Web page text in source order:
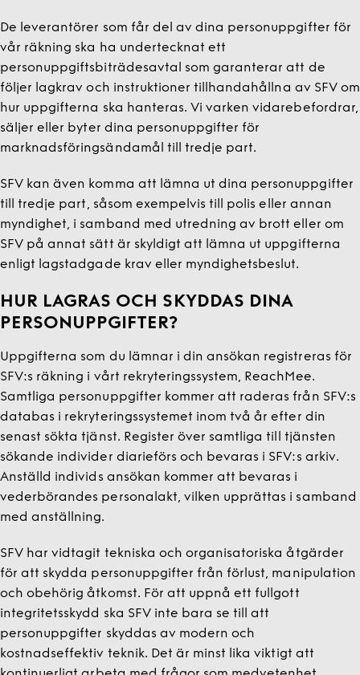
De leverantörer som får del av dina personuppgifter för
vår räkning ska ha undertecknat ett
personuppgiftsbiträdesavtal som garanterar att de
följer lagkrav och instruktioner tillhandahållna av SFV om
hur uppgifterna ska hanteras. Vi varken vidarebefordrar,
säljer eller byter dina personuppgifter för
marknadsföringsändamål till tredje part.
SFV kan även komma att lämna ut dina personuppgifter
till tredje part, såsom exempelvis till polis eller annan
myndighet, i samband med utredning av brott eller om
SFV på annat sätt är skyldigt att lämna ut uppgifterna
enligt lagstadgade krav eller myndighetsbeslut.
HUR LAGRAS OCH SKYDDAS DINA
PERSONUPPGIFTER?
Uppgifterna som du lämnar i din ansökan registreras för
SFV:s räkning i vårt rekryteringssystem, ReachMee.
Samtliga personuppgifter kommer att raderas från SFV:s
databas i rekryteringssystemet inom två år efter din
senast sökta tjänst. Register över samtliga till tjänsten
sökande individer diarieförs och bevaras i SFV:s arkiv.
Anställd individs ansökan kommer att bevaras i
vederbörandes personalakt, vilken upprättas i samband
med anställning.
SFV har vidtagit tekniska och organisatoriska åtgärder
för att skydda personuppgifter från förlust, manipulation
och obehörig åtkomst. För att uppnå ett fullgott
integritetsskydd ska SFV inte bara se till att
personuppgifter skyddas av modern och
kostnadseffektiv teknik. Det är minst lika viktigt att